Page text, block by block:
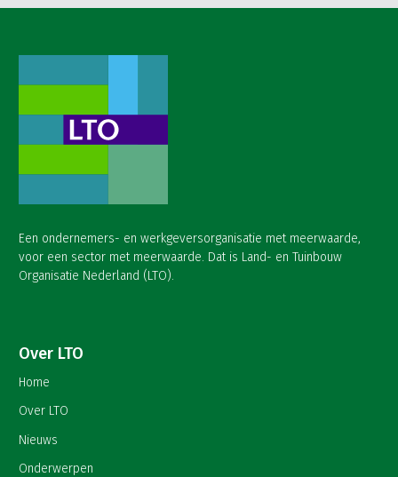
Een ondernemers- en werkgeversorganisatie met meerwaarde,
voor een sector met meerwaarde. Dat is Land- en Tuinbouw
Organisatie Nederland (LTO).
Over LTO
Home
Over LTO
Nieuws
Onderwerpen